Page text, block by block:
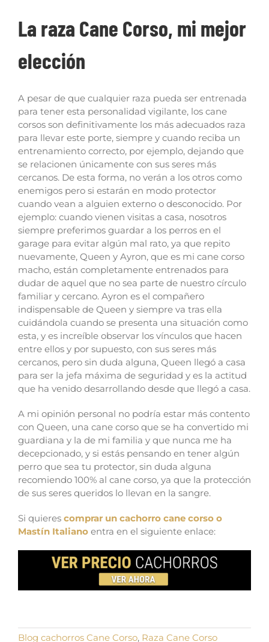
La raza Cane Corso, mi mejor
elección
A pesar de que cualquier raza pueda ser entrenada
para tener esta personalidad vigilante, los cane
corsos son definitivamente los más adecuados raza
para llevar este porte, siempre y cuando reciba un
entrenamiento correcto, por ejemplo, dejando que
se relacionen únicamente con sus seres más
cercanos. De esta forma, no verán a los otros como
enemigos pero si estarán en modo protector
cuando vean a alguien externo o desconocido. Por
ejemplo: cuando vienen visitas a casa, nosotros
siempre preferimos guardar a los perros en el
garage para evitar algún mal rato, ya que repito
nuevamente, Queen y Ayron, que es mi cane corso
macho, están completamente entrenados para
dudar de aquel que no sea parte de nuestro círculo
familiar y cercano. Ayron es el compañero
indispensable de Queen y siempre va tras ella
cuidándola cuando se presenta una situación como
esta, y es increíble observar los vínculos que hacen
entre ellos y por supuesto, con sus seres más
cercanos, pero sin duda alguna, Queen llegó a casa
para ser la jefa máxima de seguridad y es la actitud
que ha venido desarrollando desde que llegó a casa.
A mi opinión personal no podría estar más contento
con Queen, una cane corso que se ha convertido mi
guardiana y la de mi familia y que nunca me ha
decepcionado, y si estás pensando en tener algún
perro que sea tu protector, sin duda alguna
recomiendo 100% al cane corso, ya que la protección
de sus seres queridos lo llevan en la sangre.
Si quieres comprar un cachorro cane corso o
Mastín Italiano entra en el siguiente enlace:
Blog cachorros Cane Corso, Raza Cane Corso